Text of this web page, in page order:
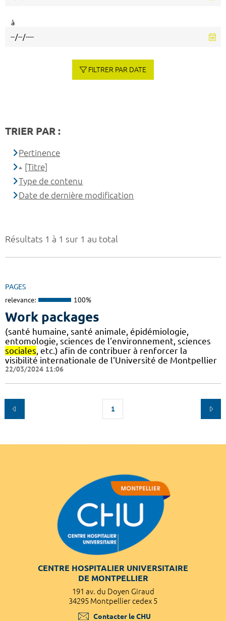
Résultats 1 à 1 sur 1 au total
PAGES
relevance: 100%
Work packages
(santé humaine, santé animale, épidémiologie,
entomologie, sciences de l'environnement, sciences
sociales , etc.) afin de contribuer à renforcer la
visibilité internationale de l'Université de Montpellier
22/03/2024 11:06
1
à
FILTRER PAR DATE
TRIER PAR :
Pertinence
[Titre]
Type de contenu
Date de dernière modification
CENTRE HOSPITALIER UNIVERSITAIRE
DE MONTPELLIER
191 av. du Doyen Giraud
34295 Montpellier cedex 5
Contacter le CHU